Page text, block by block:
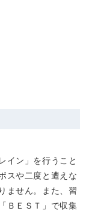
イン」を行うこと
スや二度と遭えな
ません。また、習
ＢＥＳＴ」で収集